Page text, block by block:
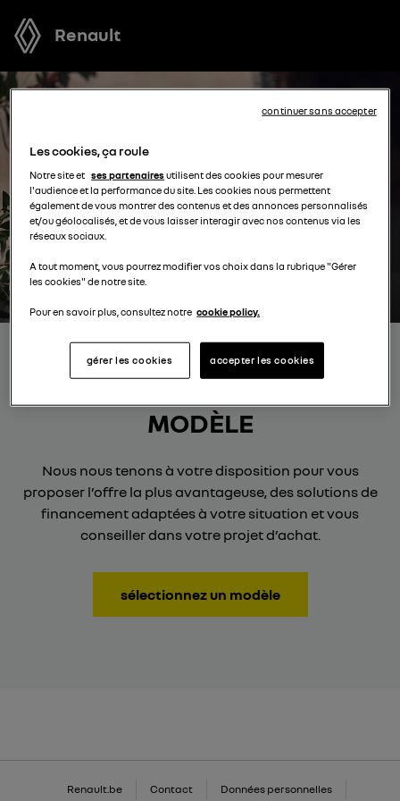
Renault
RECEVEZ GRATUITEMENT
MODÈLE
Nous nous tenons à votre disposition pour vous
proposer l’offre la plus avantageuse, des solutions de
financement adaptées à votre situation et vous
conseiller dans votre projet d’achat.
sélectionnez un modèle
Renault.be Contact Données personnelles
Les cookies, ça roule
Notre site et ses partenairesutilisent des cookies pour mesurer
l'audience et la performance du site. Les cookies nous permettent
également de vous montrer des contenus et des annonces personnalisés
et/ou géolocalisés, et de vous laisser interagir avec nos contenus via les
réseaux sociaux.
A tout moment, vous pourrez modifier vos choix dans la rubrique "Gérer
les cookies" de notre site.
Pour en savoir plus, consultez notre cookie policy.
accepter les cookies
gérer les cookies
continuer sans accepter